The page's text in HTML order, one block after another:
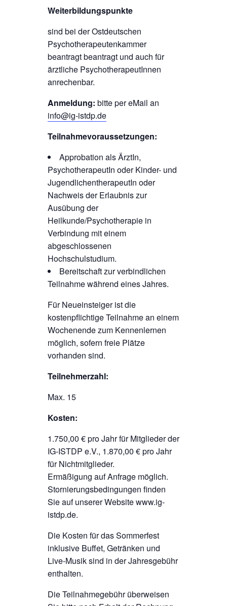
Weiterbildungspunkte
sind bei der Ostdeutschen
Psychotherapeutenkammer
beantragt beantragt und auch für
ärztliche PsychotherapeutInnen
anrechenbar.
Anmeldung: bitte per eMail an
info@ig-istdp.de
Teilnahmevoraussetzungen:
Approbation als ÄrztIn,
PsychotherapeutIn oder Kinder- und
JugendlichentherapeutIn oder
Nachweis der Erlaubnis zur
Ausübung der
Heilkunde/Psychotherapie in
Verbindung mit einem
abgeschlossenen
Hochschulstudium.
Bereitschaft zur verbindlichen
Teilnahme während eines Jahres.
Für Neueinsteiger ist die
kostenpflichtige Teilnahme an einem
Wochenende zum Kennenlernen
möglich, sofern freie Plätze
vorhanden sind.
Teilnehmerzahl:
Max. 15
Kosten:
1.750,00 € pro Jahr für Mitglieder der
IG-ISTDP e.V., 1.870,00 € pro Jahr
für Nichtmitglieder.
Ermäßigung auf Anfrage möglich.
Stornierungsbedingungen finden
Sie auf unserer Website www.ig-
istdp.de.
Die Kosten für das Sommerfest
inklusive Buffet, Getränken und
Live-Musik sind in der Jahresgebühr
enthalten.
Die Teilnahmegebühr überweisen